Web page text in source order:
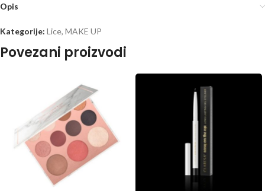
Opis
Kategorije: Lice, MAKE UP
Povezani proizvodi